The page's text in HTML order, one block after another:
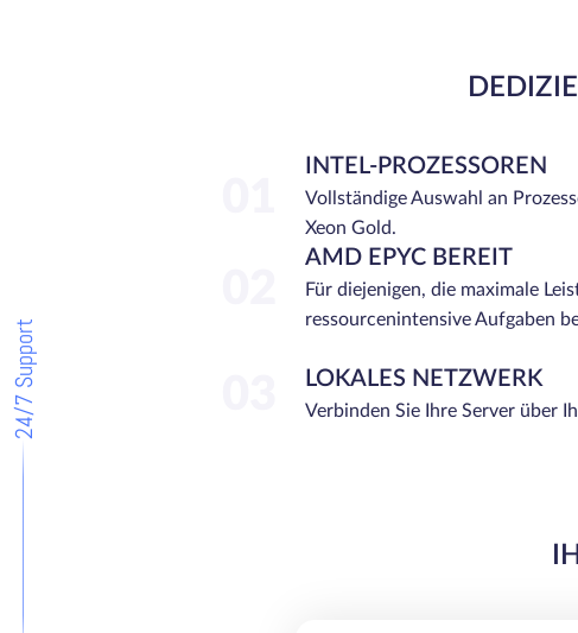
24/7 Support
INTEL-PROZESSOREN
Vollständige Auswahl an
Xeon Gold.
AMD EPYC BEREIT
Für diejenigen, die maximale
ressourcenintensive Aufgaben
LOKALES NETZWERK
Verbinden Sie Ihre Server über